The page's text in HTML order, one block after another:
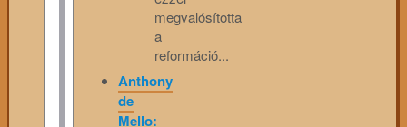
megvalósította
a
reformáció...
Anthony
de
Mello: